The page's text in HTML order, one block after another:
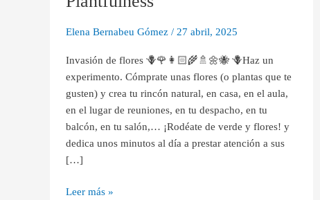
Elena Bernabeu Gómez / 27 abril, 2025
Invasión de flores 🪻🌹👩🏻‍🌾🚿🌼🐝 🪻Haz un
experimento. Cómprate unas flores (o plantas que te
gusten) y crea tu rincón natural, en casa, en el aula,
en el lugar de reuniones, en tu despacho, en tu
balcón, en tu salón,… ¡Rodéate de verde y flores! y
dedica unos minutos al día a prestar atención a sus
[…]
naturaleza.
Leer más »